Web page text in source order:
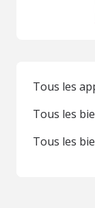
Tous les
Tous les
Tous les